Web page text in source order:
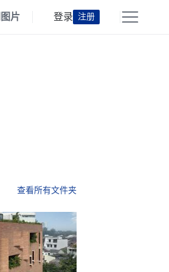
图片 登录 注册
查看所有文件夹